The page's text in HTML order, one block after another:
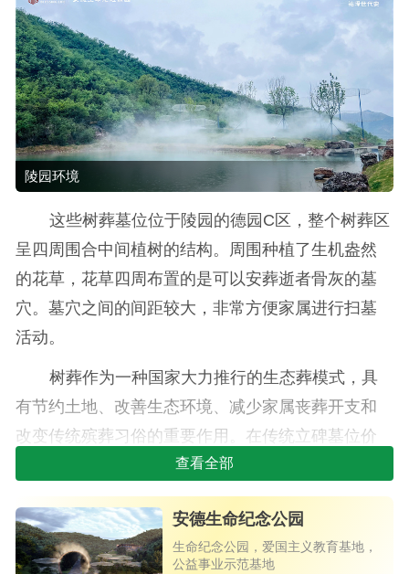
陵园环境
这些树葬墓位位于陵园的德园C区，整个树葬区
呈四周围合中间植树的结构。周围种植了生机盎然
的花草，花草四周布置的是可以安葬逝者骨灰的墓
穴。墓穴之间的间距较大，非常方便家属进行扫墓
活动。
树葬作为一种国家大力推行的生态葬模式，具
有节约土地、改善生态环境、减少家属丧葬开支和
改变传统殡葬习俗的重要作用。在传统立碑墓位价
格不断攀升的今天，许多家属更倾向于通过树葬的
方式安葬亲人的骨灰。
查看全部
安德生命纪念公园
生命纪念公园，爱国主义教育基地，
公益事业示范基地